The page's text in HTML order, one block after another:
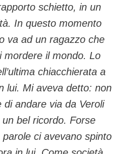
schietto, in un
In questo momento
va ad un ragazzo che
mordere il mondo. Lo
chiacchierata a
lui. Mi aveva detto: non
di andare via da Veroli
bel ricordo. Forse
ci avevano spinto